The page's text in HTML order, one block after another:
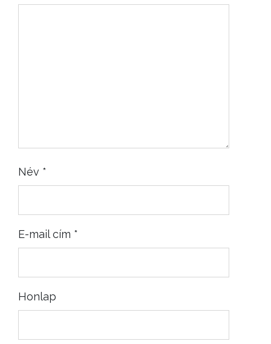
Név *
E-mail cím *
Honlap